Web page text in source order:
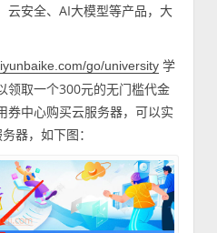
云安全、AI大模型等产品，大
go/university 学
领取一个300元的无门槛代金
券中心购买云服务器，可以实
器，如下图：